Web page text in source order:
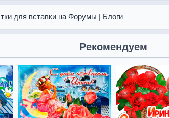
для вставки на Форумы | Блоги
Рекомендуем